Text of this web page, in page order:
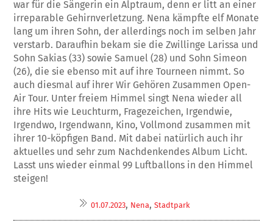
war für die Sängerin ein Alptraum, denn er litt an einer
irreparable Gehirnverletzung. Nena kämpfte elf Monate
lang um ihren Sohn, der allerdings noch im selben Jahr
verstarb. Daraufhin bekam sie die Zwillinge Larissa und
Sohn Sakias (33) sowie Samuel (28) und Sohn Simeon
(26), die sie ebenso mit auf ihre Tourneen nimmt. So
auch diesmal auf ihrer Wir Gehören Zusammen Open-
Air Tour. Unter freiem Himmel singt Nena wieder all
ihre Hits wie Leuchturm, Fragezeichen, Irgendwie,
Irgendwo, Irgendwann, Kino, Vollmond zusammen mit
ihrer 10-köpfigen Band. Mit dabei natürlich auch ihr
aktuelles und sehr zum Nachdenkendes Album Licht.
Lasst uns wieder einmal 99 Luftballons in den Himmel
steigen!
01.07.2023, Nena,Stadtpark